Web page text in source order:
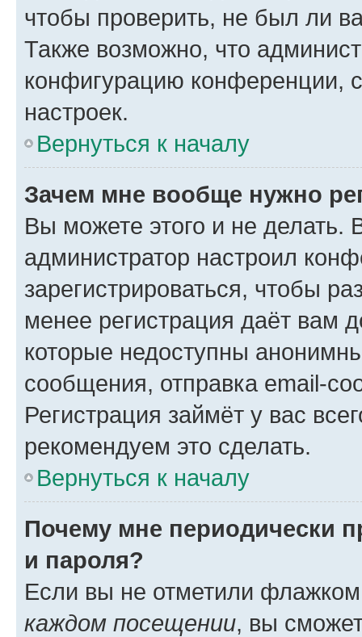
чтобы проверить, не был ли
Также возможно, что
конфигурацию конференции,
настроек.
Вернуться к началу
Зачем мне вообще нужно
Вы можете этого и не делать.
администратор настроил
зарегистрироваться, чтобы
менее регистрация даёт вам
которые недоступны
сообщения, отправка email-
Регистрация займёт у вас
рекомендуем это сделать.
Вернуться к началу
Почему мне периодически
и пароля?
Если вы не отметили
каждом посещении, вы